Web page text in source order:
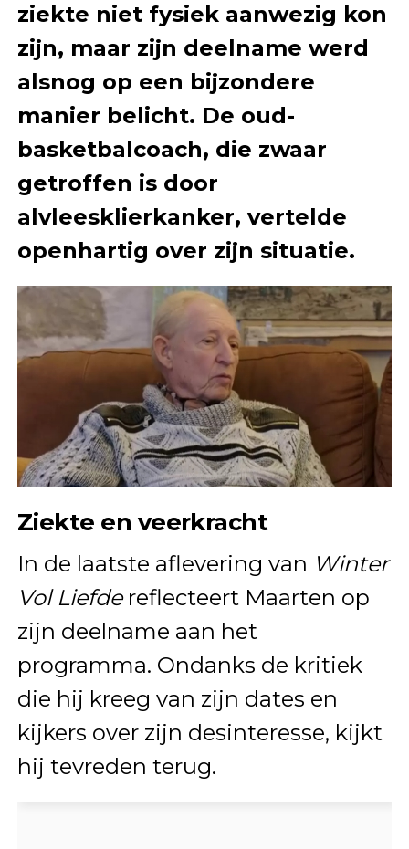
ziekte niet fysiek aanwezig kon
zijn, maar zijn deelname werd
alsnog op een bijzondere
manier belicht. De oud-
basketbalcoach, die zwaar
getroffen is door
alvleesklierkanker, vertelde
openhartig over zijn situatie.
Ziekte en veerkracht
In de laatste aflevering van Winter
Vol Liefdereflecteert Maarten op
zijn deelname aan het
programma. Ondanks de kritiek
die hij kreeg van zijn dates en
kijkers over zijn desinteresse, kijkt
hij tevreden terug.